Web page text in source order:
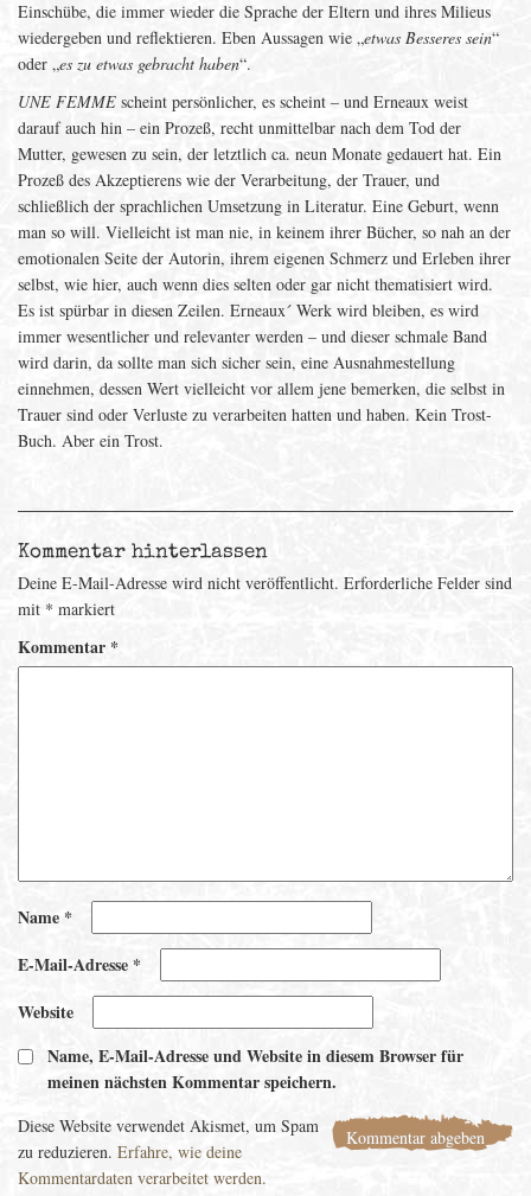
Einschübe, die immer wieder die Sprache der Eltern und ihres Milieus
wiedergeben und reflektieren. Eben Aussagen wie „etwas Besseres sein“
oder „es zu etwas gebracht haben“.
UNE FEMME scheint persönlicher, es scheint – und Erneaux weist
darauf auch hin – ein Prozeß, recht unmittelbar nach dem Tod der
Mutter, gewesen zu sein, der letztlich ca. neun Monate gedauert hat. Ein
Prozeß des Akzeptierens wie der Verarbeitung, der Trauer, und
schließlich der sprachlichen Umsetzung in Literatur. Eine Geburt, wenn
man so will. Vielleicht ist man nie, in keinem ihrer Bücher, so nah an der
emotionalen Seite der Autorin, ihrem eigenen Schmerz und Erleben ihrer
selbst, wie hier, auch wenn dies selten oder gar nicht thematisiert wird.
Es ist spürbar in diesen Zeilen. Erneaux´ Werk wird bleiben, es wird
immer wesentlicher und relevanter werden – und dieser schmale Band
wird darin, da sollte man sich sicher sein, eine Ausnahmestellung
einnehmen, dessen Wert vielleicht vor allem jene bemerken, die selbst in
Trauer sind oder Verluste zu verarbeiten hatten und haben. Kein Trost-
Buch. Aber ein Trost.
Kommentar hinterlassen
Deine E-Mail-Adresse wird nicht veröffentlicht. Erforderliche Felder sind
mit * markiert
Kommentar *
Name*
E-Mail-Adresse*
Website
Name, E-Mail-Adresse und Website in diesem Browser für
meinen nächsten Kommentar speichern.
Diese Website verwendet Akismet, um Spam
zu reduzieren. Erfahre, wie deine
Kommentardaten verarbeitet werden.